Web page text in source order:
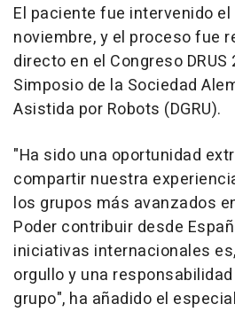
El paciente fue intervenido
noviembre, y el proceso fue
directo en el Congreso DRUS
Simposio de la Sociedad
Asistida por Robots (DGRU).
"Ha sido una oportunidad
compartir nuestra
los grupos más avanzados
Poder contribuir desde
iniciativas internacionales
orgullo y una
grupo", ha añadido el